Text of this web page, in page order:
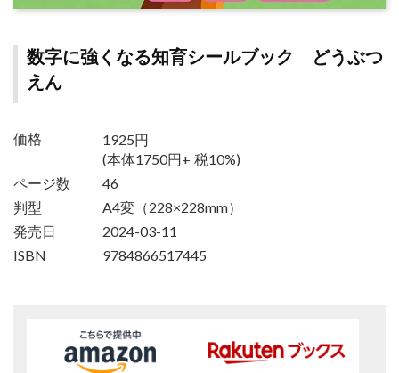
数字に強くなる知育シールブック どうぶつ
えん
価格
1925円
(本体1750円+ 税10%)
ページ数
46
判型
A4変（228×228mm）
発売日
2024-03-11
ISBN
9784866517445